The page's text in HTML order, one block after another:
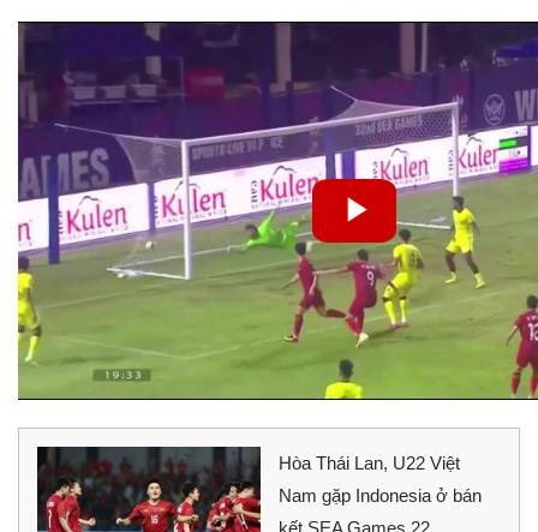
Hòa Thái Lan, U22 Việt
Nam gặp Indonesia ở bán
kết SEA Games 22